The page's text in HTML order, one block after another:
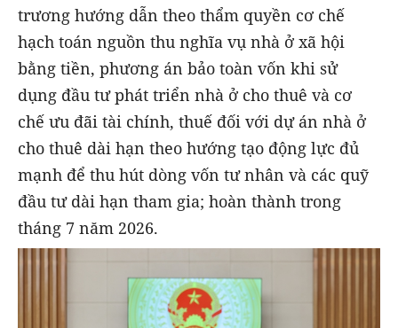
trương hướng dẫn theo thẩm quyền cơ chế
hạch toán nguồn thu nghĩa vụ nhà ở xã hội
bằng tiền, phương án bảo toàn vốn khi sử
dụng đầu tư phát triển nhà ở cho thuê và cơ
chế ưu đãi tài chính, thuế đối với dự án nhà ở
cho thuê dài hạn theo hướng tạo động lực đủ
mạnh để thu hút dòng vốn tư nhân và các quỹ
đầu tư dài hạn tham gia; hoàn thành trong
tháng 7 năm 2026.